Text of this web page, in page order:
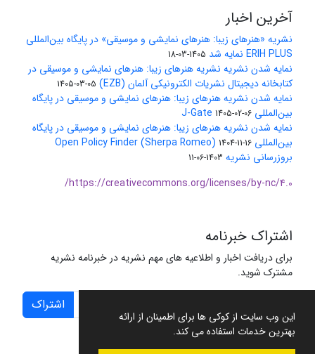
این وب سایت از کوکی ها برای اطمینان از ارائه
بهترین خدمات استفاده می کند.
آخرین اخبار
نشریه «هنرهای زیبا: هنرهای نمایشی و موسیقی» در پایگاه بین‌المللی
ERIH PLUS نمایه شد
1405-03-18
نمایه شدن نشریه نشریه هنرهای زیبا: هنرهای نمایشی و موسیقی در
کتابخانه دیجیتال نشریات الکترونیکی آلمان (EZB)
1405-03-05
نمایه شدن نشریه هنرهای زیبا: هنرهای نمایشی و موسیقی در پایگاه
بین‌المللی J-Gate 1405-02-06
نمایه شدن نشریه هنرهای زیبا: هنرهای نمایشی و موسیقی در پایگاه
بین‌المللی Open Policy Finder (Sherpa Romeo) 1404-11-16
بروزرسانی نشریه 1403-06-11
https://creativecommons.org/licenses/by-nc/4.0/
اشتراک خبرنامه
برای دریافت اخبار و اطلاعیه های مهم نشریه در خبرنامه نشریه
مشترک شوید.
اشتراک